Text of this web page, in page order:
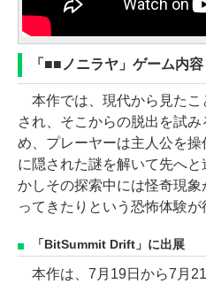
「■■ノニラヤ」ゲーム内容
本作では、現代から見たこ
され、そこからの脱出を試
め、プレーヤーは主人公を
に隠された謎を解いて先へ
かしその探索中には怪奇現
ってきたりという恐怖体験が
「BitSummit Drift」に出展
本作は、7月19日から7月